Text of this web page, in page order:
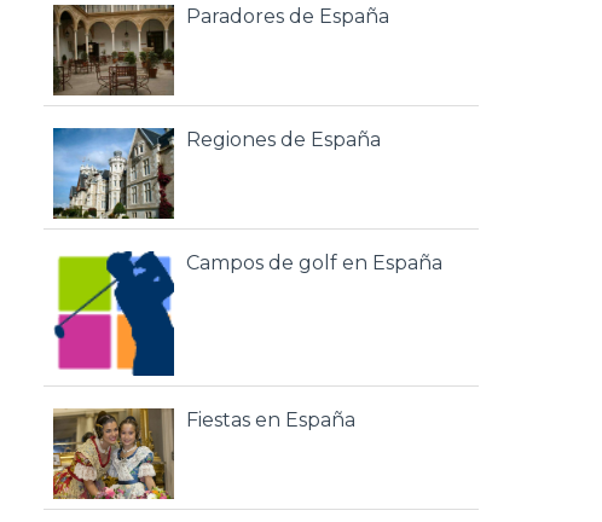
Paradores de España
Regiones de España
Campos de golf en España
Fiestas en España